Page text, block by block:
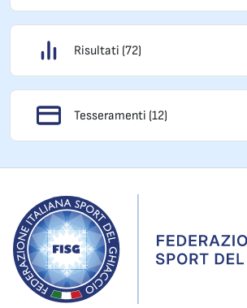
Risultati (72)
Tesseramenti (12)